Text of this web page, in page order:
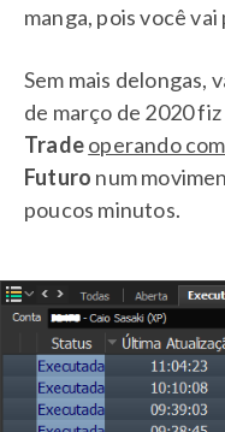
manga, pois você
Sem mais delongas,
de março de 2020 fiz
Tradeoperando
Futuro num
poucos minutos.